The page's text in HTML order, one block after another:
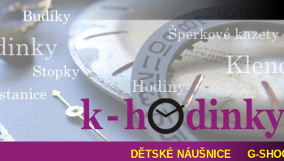
DĚTSKÉ NÁUŠNICE G-